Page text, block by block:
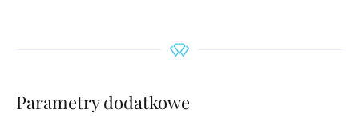
Parametry dodatkowe